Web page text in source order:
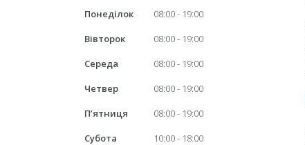
Понеділок 08:00
19:00
Вівторок
08:00
19:00
Середа
08:00
19:00
Четвер
08:00
19:00
Пʼятниця
08:00
19:00
Субота
10:00
18:00